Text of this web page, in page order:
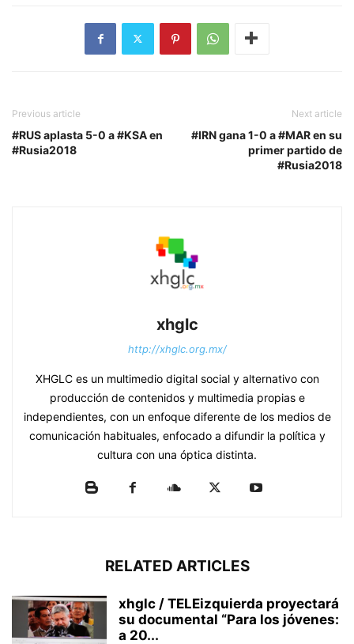
Previous article
#RUS aplasta 5-0 a #KSA en
#Rusia2018
Next article
#IRN gana 1-0 a #MAR en su
primer partido de
#Rusia2018
xhglc
http://xhglc.org.mx/
XHGLC es un multimedio digital social y alternativo con
producción de contenidos y multimedia propias e
independientes, con un enfoque diferente de los medios de
comunicación habituales, enfocado a difundir la política y
cultura con una óptica distinta.
RELATED ARTICLES
xhglc / TELEizquierda proyectará
su documental “Para los jóvenes:
a 20...